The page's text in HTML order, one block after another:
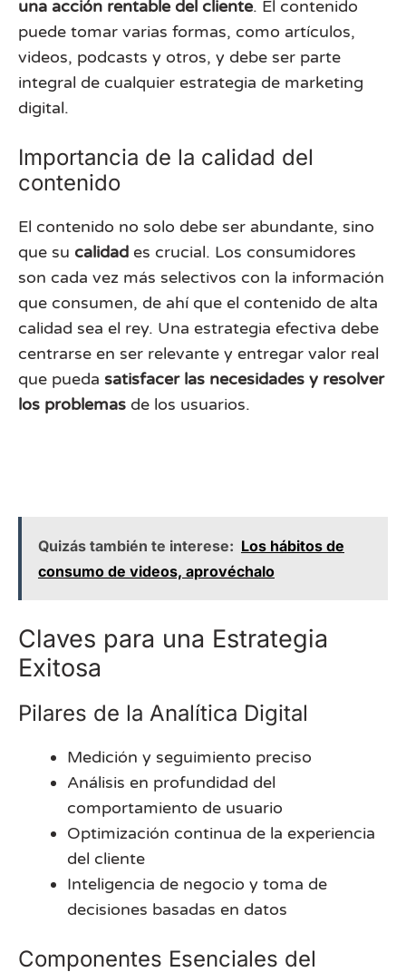
una acción rentable del cliente. El contenido
puede tomar varias formas, como artículos,
videos, podcasts y otros, y debe ser parte
integral de cualquier estrategia de marketing
digital.
Importancia de la calidad del
contenido
El contenido no solo debe ser abundante, sino
que su calidad es crucial. Los consumidores
son cada vez más selectivos con la información
que consumen, de ahí que el contenido de alta
calidad sea el rey. Una estrategia efectiva debe
centrarse en ser relevante y entregar valor real
que pueda satisfacer las necesidades y resolver
los problemas de los usuarios.
Quizás también te interese: Los hábitos de
consumo de videos, aprovéchalo
Claves para una Estrategia
Exitosa
Pilares de la Analítica Digital
Medición y seguimiento preciso
Análisis en profundidad del
comportamiento de usuario
Optimización continua de la experiencia
del cliente
Inteligencia de negocio y toma de
decisiones basadas en datos
Componentes Esenciales del